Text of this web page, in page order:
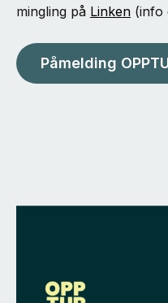
mingling på Linken (info
Påmelding